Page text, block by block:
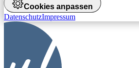
Cookies anpassen
DatenschutzImpressum